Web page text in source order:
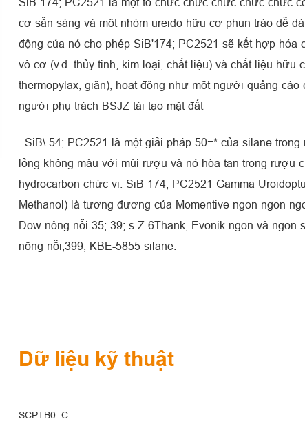
cơ sẵn sàng và một nhóm ureido hữu cơ phun trào dễ
động của nó cho phép SiB'174; PC2521 sẽ kết hợp hóa
vô cơ (v.d. thủy tinh, kim loại, chất liệu) và chất liệu hữu
thermopylax, giãn), hoạt động như một người quảng cáo
người phụ trách BSJZ tái tạo mặt đất
. SiB\ 54; PC2521 là một giải pháp 50=* của silane
lỏng không màu với mùi rượu và nó hòa tan trong rượu
hydrocarbon chức vị. SiB 174; PC2521 Gamma
Methanol) là tương đương của Momentive ngon ngon
Dow-nông nỗi 35; 39; s Z-6Thank, Evonik ngon và ngon
nông nỗi;399; KBE-5855 silane.
Dữ liệu kỹ thuật
SCPTB0. C.